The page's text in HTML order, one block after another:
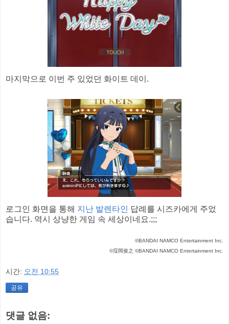
마지막으로 이번 주 있었던 화이트 데이.
로그인 화면을 통해 지난 발렌타인 답례를 시즈카에게 주었
습니다. 역시 상냥한 게임 속 세상이네요.;;;
©BANDAI NAMCO Entertainment Inc.
©窪岡俊之 ©BANDAI NAMCO Entertainment Inc.
시간: 오전 10:55
공유
댓글 없음: